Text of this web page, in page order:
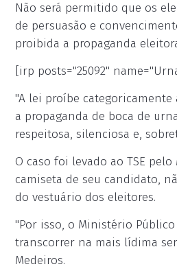
Não será permitido que os
de persuasão e
proibida a propaganda
[irp posts="25092"
"A lei proíbe
a propaganda de boca de
respeitosa, silenciosa e,
O caso foi levado ao TSE
camiseta de seu candidato,
do vestuário dos eleitores.
"Por isso, o Ministério
transcorrer na mais lídima
Medeiros.